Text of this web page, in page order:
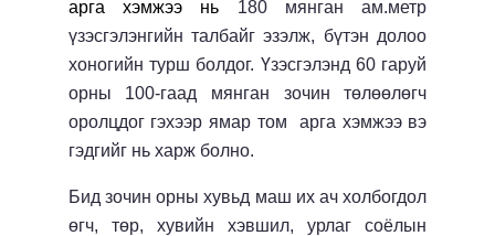
арга хэмжээ нь 180 мянган ам.метр
үзэсгэлэнгийн талбайг эзэлж, бүтэн долоо
хоногийн турш болдог. Үзэсгэлэнд 60 гаруй
орны 100-гаад мянган зочин төлөөлөгч
оролцдог гэхээр ямар том арга хэмжээ вэ
гэдгийг нь харж болно.
Бид зочин орны хувьд маш их ач холбогдол
өгч, төр, хувийн хэвшил, урлаг соёлын